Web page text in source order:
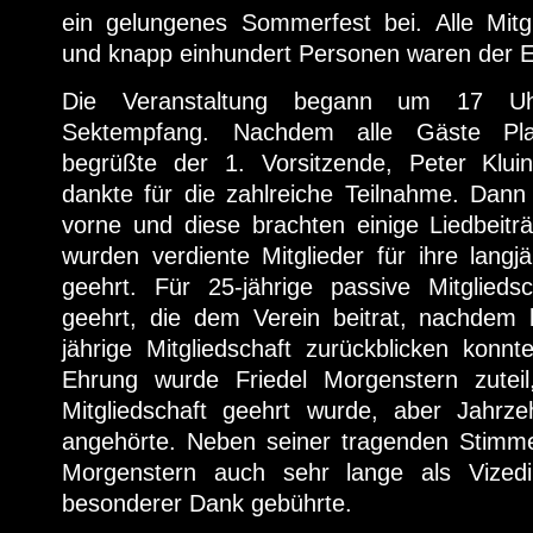
ein gelungenes Sommerfest bei. Alle
und knapp einhundert Personen waren der
Die Veranstaltung begann um 17
Sektempfang. Nachdem alle Gäste
begrüßte der 1. Vorsitzende, Peter
dankte für die zahlreiche Teilnahme.
vorne und diese brachten einige
wurden verdiente Mitglieder für ihre
geehrt. Für 25-jährige passive
geehrt, die dem Verein beitrat,
jährige Mitgliedschaft zurückblicken
Ehrung wurde Friedel Morgenstern
Mitgliedschaft geehrt wurde, aber
angehörte. Neben seiner tragenden
Morgenstern auch sehr lange als
besonderer Dank gebührte.